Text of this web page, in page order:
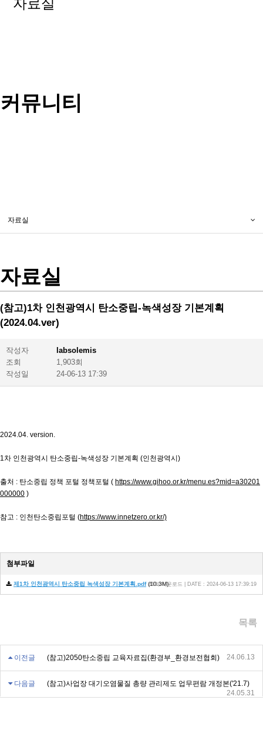
자료실
커뮤니티
자료실
자료실
(참고)1차 인천광역시 탄소중립-녹색성장 기본계획
(2024.04.ver)
작성자
labsolemis
조회
1,903회
작성일
24-06-13 17:39
2024.04. version.
1차 인천광역시 탄소중립-녹색성장 기본계획 (인천광역시)
출처 : 탄소중립 정책 포털 정책포털 ( https://www.gihoo.or.kr/menu.es?mid=a30201
000000 )
참고 : 인천탄소중립포털 (https://www.innetzero.or.kr/)
첨부파일
제1차 인천광역시 탄소중립 녹색성장 기본계획.pdf(10.3M)
61회 다운로드 | DATE : 2024-06-13 17:39:19
목록
이전글 (참고)2050탄소중립 교육자료집(환경부_환경보전협회) 24.06.13
다음글
(참고)사업장 대기오염물질 총량 관리제도 업무편람 개정본('21.7)
24.05.31